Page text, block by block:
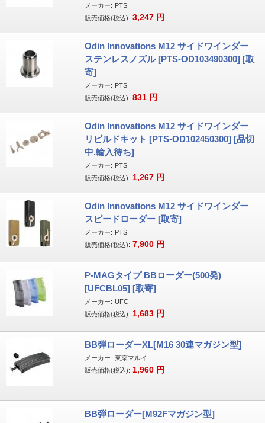
メーカー: PTS
販売価格(税込): 3,247 円
Odin Innovations M12 サイドワインダー
ステンレスノズル [PTS-OD103490300] [取
寄]
メーカー: PTS
販売価格(税込): 831 円
Odin Innovations M12 サイドワインダー
リビルドキット [PTS-OD102450300] [品切
中.輸入待ち]
メーカー: PTS
販売価格(税込): 1,267 円
Odin Innovations M12 サイドワインダー
スピードローダー [取寄]
メーカー: PTS
販売価格(税込): 7,900 円
P-MAGタイプ BBローダー(500発)
[UFCBL05] [取寄]
メーカー: UFC
販売価格(税込): 1,683 円
BB弾ローダーXL[M16 30連マガジン型]
メーカー: 東京マルイ
販売価格(税込): 1,960 円
BB弾ローダー[M92Fマガジン型]